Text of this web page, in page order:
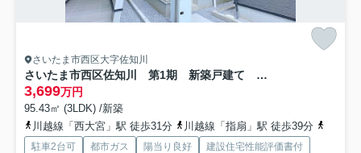
さいたま市西区大字佐知川
さいたま市西区佐知川 第1期 新築戸建て リナージュネクスジー 02
3,699万円
95.43㎡ (3LDK) /新築
川越線「西大宮」駅 徒歩31分
川越線「指扇」駅 徒歩39分
駐車2台可 都市ガス 陽当り良好
建設住宅性能評価書付